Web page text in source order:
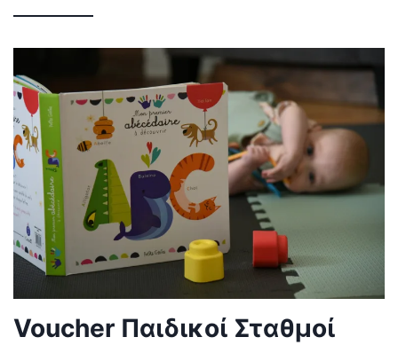
Voucher Παιδικοί Σταθμοί